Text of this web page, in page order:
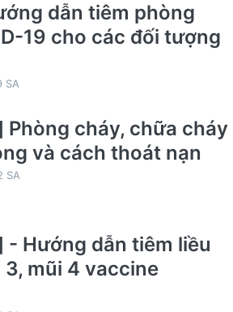
dẫn tiêm phòng
19 cho các đối tượng
SA
cháy, chữa cháy
và cách thoát nạn
SA
- Hướng dẫn tiêm liều
mũi 4 vaccine